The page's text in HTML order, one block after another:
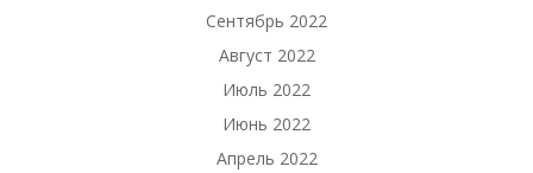
Сентябрь 2022
Август 2022
Июль 2022
Июнь 2022
Апрель 2022